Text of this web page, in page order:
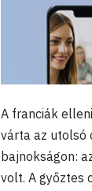
A franciák
várta az utolsó
bajnokságon:
volt. A győztes